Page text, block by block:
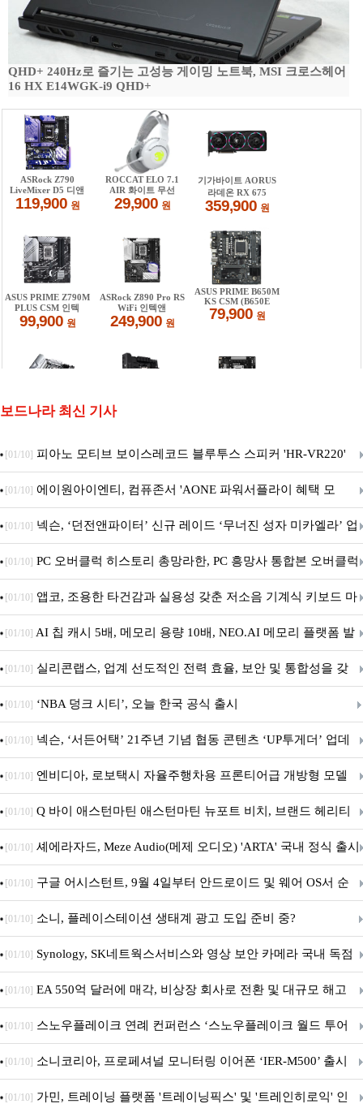
QHD+ 240Hz로 즐기는 고성능 게이밍 노트북, MSI 크로스헤어
16 HX E14WGK-i9 QHD+
보드나라 최신 기사
[01/10] 피아노 모티브 보이스레코드 블루투스 스피커 'HR-VR220'
출시
[01/10] 에이원아이엔티, 컴퓨존서 'AONE 파워서플라이 혜택 모
음.ZIP' 이벤트 진행
[01/10] 넥슨, ‘던전앤파이터’ 신규 레이드 ‘무너진 성자 미카엘라’ 업
데이트!
[01/10] PC 오버클럭 히스토리 총망라한, PC 흥망사 통합본 오버클럭
특집(1-4편)
[01/10] 앱코, 조용한 타건감과 실용성 갖춘 저소음 기계식 키보드 마
우스 세트 'KM580' 출시
[01/10] AI 칩 캐시 5배, 메모리 용량 10배, NEO.AI 메모리 플랫폼 발
표
[01/10] 실리콘랩스, 업계 선도적인 전력 효율, 보안 및 통합성을 갖
춘 초저전력 블루투스 LE SoC ‘BG2B’ 공개
[01/10] ‘NBA 덩크 시티’, 오늘 한국 공식 출시
[01/10] 넥슨, ‘서든어택’ 21주년 기념 협동 콘텐츠 ‘UP투게더’ 업데
이트
[01/10] 엔비디아, 로보택시 자율주행차용 프론티어급 개방형 모델
‘알파마요 2 슈퍼’ 상업적 이용 가능
[01/10] Q 바이 애스턴마틴 애스턴마틴 뉴포트 비치, 브랜드 헤리티
지 담은 ‘헤리티지 에디션 컬렉션’ 공개
[01/10] 셰에라자드, Meze Audio(메제 오디오) 'ARTA' 국내 정식 출시
[01/10] 구글 어시스턴트, 9월 4일부터 안드로이드 및 웨어 OS서 순
차 서비스 종료
[01/10] 소니, 플레이스테이션 생태계 광고 도입 준비 중?
[01/10] Synology, SK네트웍스서비스와 영상 보안 카메라 국내 독점
판매 파트너십 체결
[01/10] EA 550억 달러에 매각, 비상장 회사로 전환 및 대규모 해고
전망
[01/10] 스노우플레이크 연례 컨퍼런스 ‘스노우플레이크 월드 투어
서울’ 개최
[01/10] 소니코리아, 프로페셔널 모니터링 이어폰 ‘IER-M500’ 출시
[01/10] 가민, 트레이닝 플랫폼 '트레이닝픽스' 및 '트레인히로익' 인